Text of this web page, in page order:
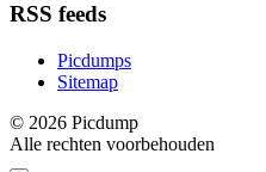
RSS feeds
Picdumps
Sitemap
© 2026 Picdump
Alle rechten voorbehouden